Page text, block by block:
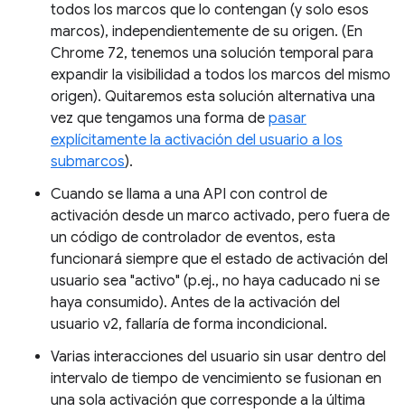
todos los marcos que lo contengan (y solo esos
marcos), independientemente de su origen. (En
Chrome 72, tenemos una solución temporal para
expandir la visibilidad a todos los marcos del mismo
origen). Quitaremos esta solución alternativa una
vez que tengamos una forma de pasar
explícitamente la activación del usuario a los
submarcos).
Cuando se llama a una API con control de
activación desde un marco activado, pero fuera de
un código de controlador de eventos, esta
funcionará siempre que el estado de activación del
usuario sea "activo" (p.ej., no haya caducado ni se
haya consumido). Antes de la activación del
usuario v2, fallaría de forma incondicional.
Varias interacciones del usuario sin usar dentro del
intervalo de tiempo de vencimiento se fusionan en
una sola activación que corresponde a la última